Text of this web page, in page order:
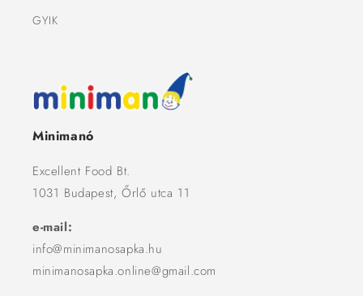
GYIK
Minimanó
Excellent Food Bt.
1031 Budapest, Őrlő utca 11
e-mail:
info@minimanosapka.hu
minimanosapka.online@gmail.com